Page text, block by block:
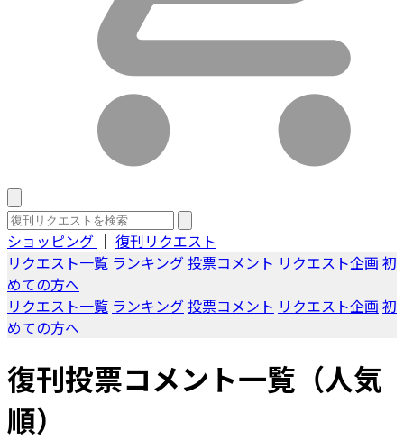
ショッピング ｜ 復刊リクエスト
リクエスト一覧 ランキング投票コメント リクエスト企画 初
めての方へ
リクエスト一覧 ランキング投票コメント リクエスト企画 初
めての方へ
復刊投票コメント一覧（人気
順）